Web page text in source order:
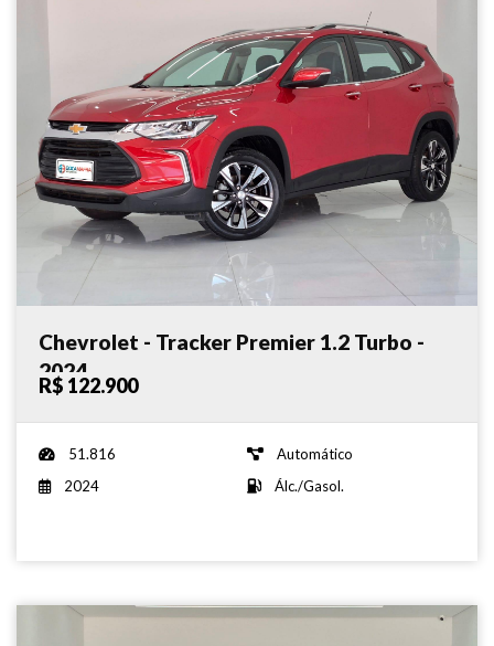
Chevrolet - Tracker Premier 1.2 Turbo -
2024
R$ 122.900
51.816
Automático
2024
Álc./Gasol.